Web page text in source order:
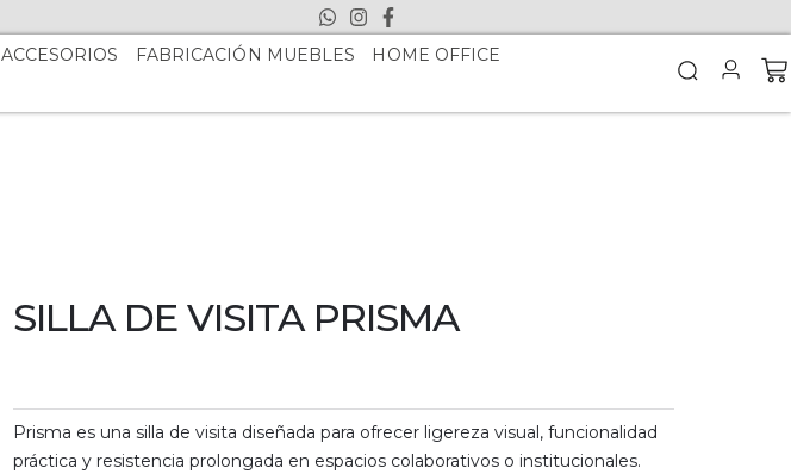
ACCESORIOS FABRICACIÓN MUEBLES HOME OFFICE
SILLA DE VISITA PRISMA
Prisma es una silla de visita diseñada para ofrecer ligereza visual, funcionalidad
práctica y resistencia prolongada en espacios colaborativos o institucionales.